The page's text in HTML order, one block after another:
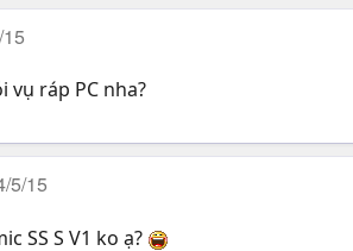
vụ ráp PC nha?
5/15
SS S V1 ko ạ?